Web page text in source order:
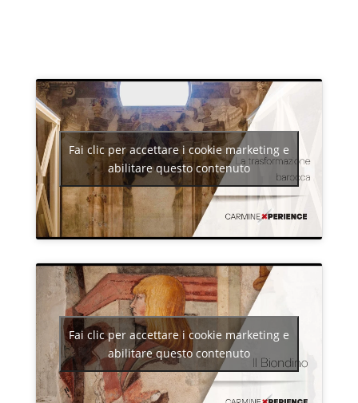
Fai clic per accettare i cookie marketing e
abilitare questo contenuto
Fai clic per accettare i cookie marketing e
abilitare questo contenuto